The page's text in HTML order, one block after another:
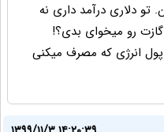
تو دلاری درآمد داری نه
رو میخوای بدی؟!
پول انرژی که مصرف میکنی